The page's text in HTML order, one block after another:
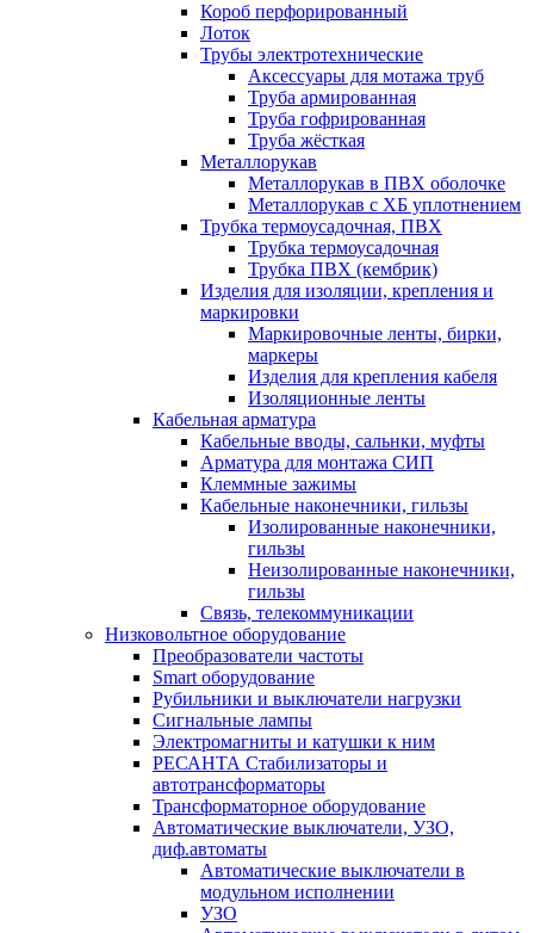
Короб перфорированный
Лоток
Трубы электротехнические
Аксессуары для мотажа труб
Труба армированная
Труба гофрированная
Труба жёсткая
Металлорукав
Металлорукав в ПВХ оболочке
Металлорукав с ХБ уплотнением
Трубка термоусадочная, ПВХ
Трубка термоусадочная
Трубка ПВХ (кембрик)
Изделия для изоляции, крепления и
маркировки
Маркировочные ленты, бирки,
маркеры
Изделия для крепления кабеля
Изоляционные ленты
Кабельная арматура
Кабельные вводы, сальнки, муфты
Арматура для монтажа СИП
Клеммные зажимы
Кабельные наконечники, гильзы
Изолированные наконечники,
гильзы
Неизолированные наконечники,
гильзы
Связь, телекоммуникации
Низковольтное оборудование
Преобразователи частоты
Smart оборудование
Рубильники и выключатели нагрузки
Сигнальные лампы
Электромагниты и катушки к ним
РЕСАНТА Стабилизаторы и
автотрансформаторы
Трансформаторное оборудование
Автоматические выключатели, УЗО,
диф.автоматы
Автоматические выключатели в
модульном исполнении
УЗО